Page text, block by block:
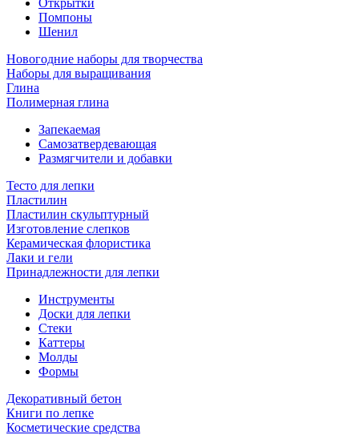
Открытки
Помпоны
Шенил
Новогодние наборы для творчества
Наборы для выращивания
Глина
Полимерная глина
Запекаемая
Самозатвердевающая
Размягчители и добавки
Тесто для лепки
Пластилин
Пластилин скульптурный
Изготовление слепков
Керамическая флористика
Лаки и гели
Принадлежности для лепки
Инструменты
Доски для лепки
Стеки
Каттеры
Молды
Формы
Декоративный бетон
Книги по лепке
Косметические средства